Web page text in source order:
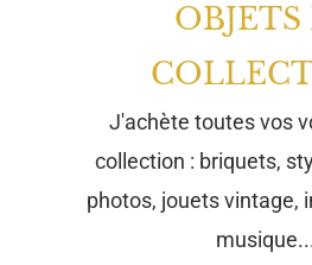
OBJETS
J'achète toutes vos
collection : briquets,
photos, jouets vintage,